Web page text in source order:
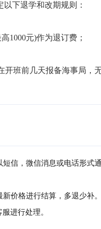
下退学和改期规则：
1000元)作为退订费；
开班前几天报备海事局，
信，微信消息或电话形式
价格进行结算，多退少补。
进行处理。